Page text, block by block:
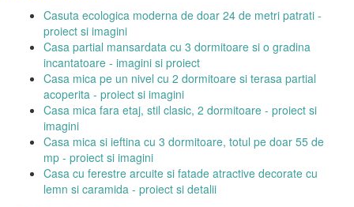
Casuta ecologica moderna de doar 24 de metri patrati -
proiect si imagini
Casa partial mansardata cu 3 dormitoare si o gradina
incantatoare - imagini si proiect
Casa mica pe un nivel cu 2 dormitoare si terasa partial
acoperita - proiect si imagini
Casa mica fara etaj, stil clasic, 2 dormitoare - proiect si
imagini
Casa mica si ieftina cu 3 dormitoare, totul pe doar 55 de
mp - proiect si imagini
Casa cu ferestre arcuite si fatade atractive decorate cu
lemn si caramida - proiect si detalii